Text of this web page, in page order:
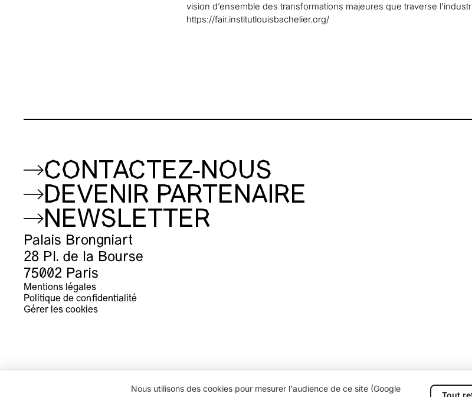
vision d’ensemble des transformations majeures que traverse
https://fair.institutlouisbachelier.org/
CONTACTEZ-NOUS
DEVENIR PARTENAIRE
NEWSLETTER
Palais Brongniart
28 Pl. de la Bourse
75002 Paris
Mentions légales
Politique de confidentialité
Gérer les cookies
Nous utilisons des cookies pour mesurer l'audience de ce site (Google
Tout